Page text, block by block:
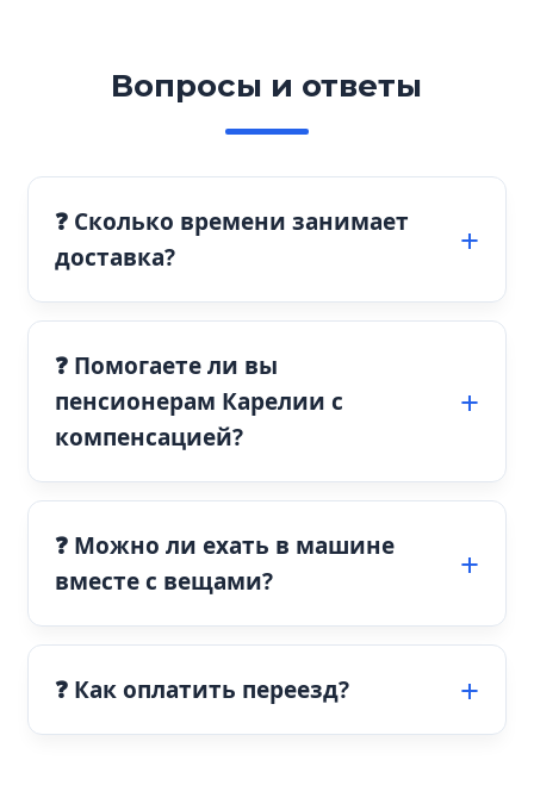
Вопросы и ответы
❓ Сколько времени занимает
доставка?
❓ Помогаете ли вы
пенсионерам Карелии с
компенсацией?
❓ Можно ли ехать в машине
вместе с вещами?
❓ Как оплатить переезд?